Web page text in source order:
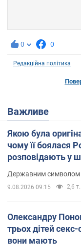
0 0
Редакційна політика
Важливе
Якою була
чому її боялася
розповідають у
Державним символом є
9.08.2026 09:15 2,6 т.
Олександру
трьох дітей
вони мають